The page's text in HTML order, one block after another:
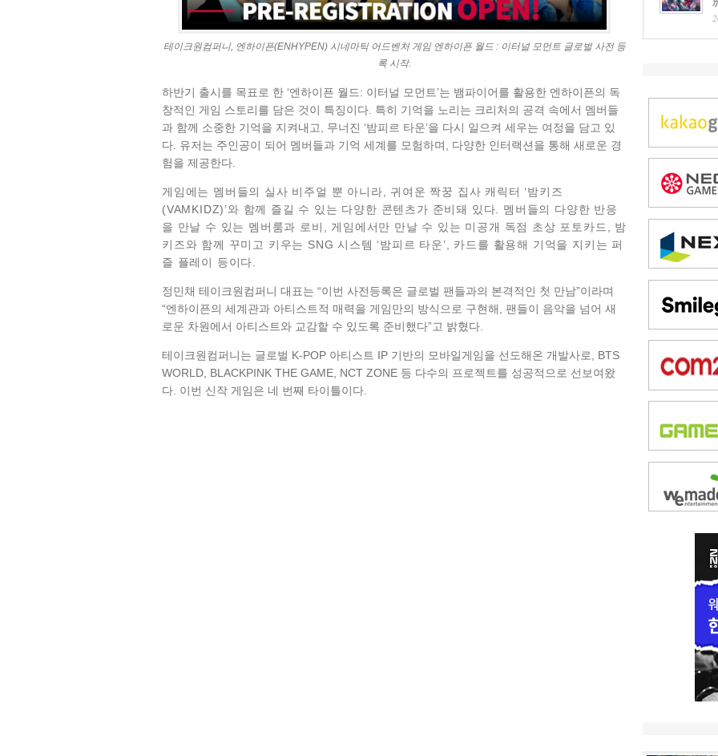
테이크원컴퍼니, 엔하이픈(ENHYPEN) 시네마틱 어드벤처 게임 엔하이픈 월드 : 이터널 모먼트 글로벌 사전 등
록 시작.
하반기 출시를 목표로 한 ‘엔하이픈 월드: 이터널 모먼트’는 뱀파이어를 활용한 엔하이픈의 독
창적인 게임 스토리를 담은 것이 특징이다. 특히 기억을 노리는 크리처의 공격 속에서 멤버들
과 함께 소중한 기억을 지켜내고, 무너진 ‘밤피르 타운’을 다시 일으켜 세우는 여정을 담고 있
다. 유저는 주인공이 되어 멤버들과 기억 세계를 모험하며, 다양한 인터랙션을 통해 새로운 경
험을 제공한다.
게임에는 멤버들의 실사 비주얼 뿐 아니라, 귀여운 짝꿍 집사 캐릭터 ‘밤키즈
(VAMKIDZ)’와 함께 즐길 수 있는 다양한 콘텐츠가 준비돼 있다. 멤버들의 다양한 반응
을 만날 수 있는 멤버룸과 로비, 게임에서만 만날 수 있는 미공개 독점 초상 포토카드, 밤
키즈와 함께 꾸미고 키우는 SNG 시스템 ‘밤피르 타운’, 카드를 활용해 기억을 지키는 퍼
즐 플레이 등이다.
정민채 테이크원컴퍼니 대표는 “이번 사전등록은 글로벌 팬들과의 본격적인 첫 만남”이라며
“엔하이픈의 세계관과 아티스트적 매력을 게임만의 방식으로 구현해, 팬들이 음악을 넘어 새
로운 차원에서 아티스트와 교감할 수 있도록 준비했다”고 밝혔다.
테이크원컴퍼니는 글로벌 K-POP 아티스트 IP 기반의 모바일게임을 선도해온 개발사로, BTS
WORLD, BLACKPINK THE GAME, NCT ZONE 등 다수의 프로젝트를 성공적으로 선보여왔
다. 이번 신작 게임은 네 번째 타이틀이다.